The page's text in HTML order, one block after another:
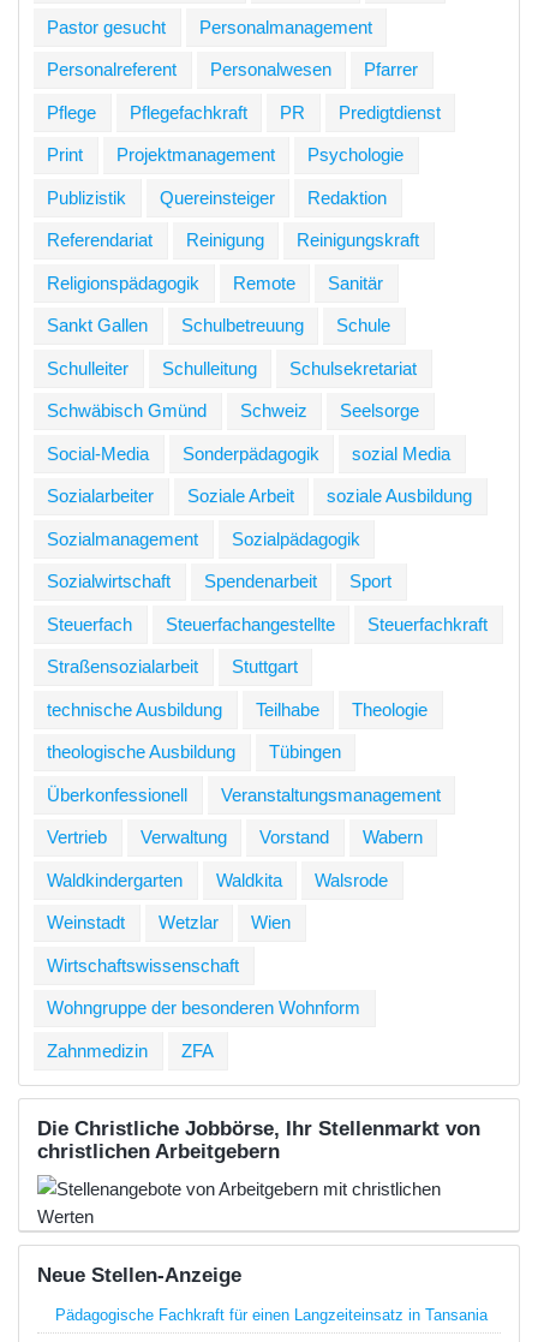
Pastor gesucht Personalmanagement
Personalreferent Personalwesen Pfarrer
Pflege Pflegefachkraft PR Predigtdienst
Print Projektmanagement Psychologie
Publizistik Quereinsteiger Redaktion
Referendariat Reinigung Reinigungskraft
Religionspädagogik Remote Sanitär
Sankt Gallen Schulbetreuung Schule
Schulleiter Schulleitung Schulsekretariat
Schwäbisch Gmünd Schweiz Seelsorge
Social-Media Sonderpädagogik sozial Media
Sozialarbeiter Soziale Arbeit soziale Ausbildung
Sozialmanagement Sozialpädagogik
Sozialwirtschaft Spendenarbeit Sport
Steuerfach Steuerfachangestellte Steuerfachkraft
Straßensozialarbeit Stuttgart
technische Ausbildung Teilhabe Theologie
theologische Ausbildung Tübingen
Überkonfessionell Veranstaltungsmanagement
Vertrieb Verwaltung Vorstand Wabern
Waldkindergarten Waldkita Walsrode
Weinstadt Wetzlar Wien
Wirtschaftswissenschaft
Wohngruppe der besonderen Wohnform
Zahnmedizin ZFA
Die Christliche Jobbörse, Ihr Stellenmarkt von
christlichen Arbeitgebern
Neue Stellen-Anzeige
Pädagogische Fachkraft für einen Langzeiteinsatz in Tansania